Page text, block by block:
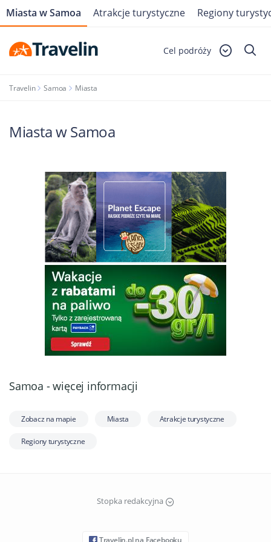
Cel podróży
Travelin Samoa Miasta
Miasta w Samoa Atrakcje turystyczne Regiony
Miasta w Samoa
Samoa - więcej informacji
Zobacz na mapie Miasta Atrakcje turystyczne
Regiony turystyczne
Stopka redakcyjna
Travelin.pl na Facebooku